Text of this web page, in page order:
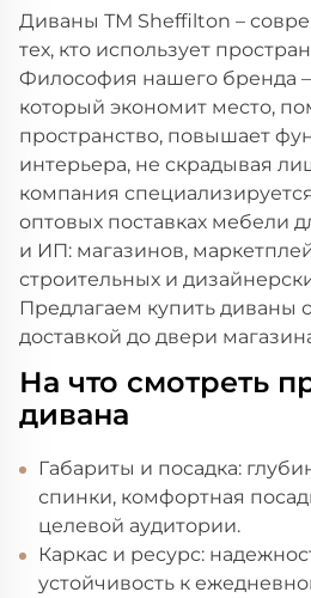
Диваны ТМ Sheffilton –
тех, кто использует
Философия нашего бренда
который экономит место,
пространство, повышает
интерьера, не скрадывая
компания
оптовых поставках мебели
и ИП: магазинов,
строительных и
Предлагаем купить диваны
доставкой до двери
На что смотреть
дивана
Габариты и посадка:
спинки, комфортная
целевой аудитории.
Каркас и ресурс:
устойчивость к